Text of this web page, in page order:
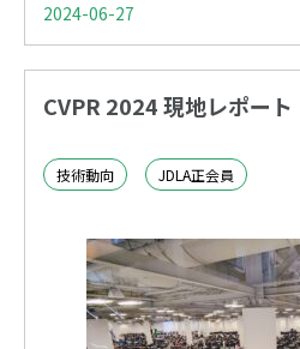
2024-06-27
CVPR 2024 現地レポート
技術動向 JDLA正会員